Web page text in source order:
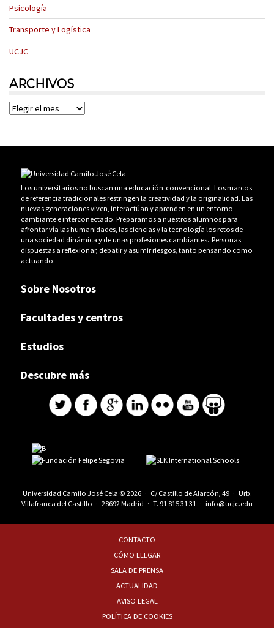
Psicología
Transporte y Logística
UCJC
ARCHIVOS
Archivos
Los universitarios no buscan una educación convencional. Los marcos
de referencia tradicionales restringen la creatividad y la originalidad. Las
nuevas generaciones viven, interactúan y aprenden en un entorno
cambiante e interconectado. Preparamos a nuestros alumnos para
afrontar vía las humanidades, las ciencias y la tecnología los retos de
una sociedad dinámica y de unas profesiones cambiantes. Personas
dispuestas a reflexionar, debatir y asumir riesgos, tanto pensando como
actuando.
Sobre Nosotros
Facultades y centros
Estudios
Descubre más
Universidad Camilo José Cela © 2026 · C/ Castillo de Alarcón, 49 · Urb.
Villafranca del Castillo · 28692 Madrid · T. 91 815 31 31 · info@ucjc.edu
CONTACTO
CÓMO LLEGAR
SALA DE PRENSA
ACTUALIDAD
AVISO LEGAL
POLÍTICA DE COOKIES